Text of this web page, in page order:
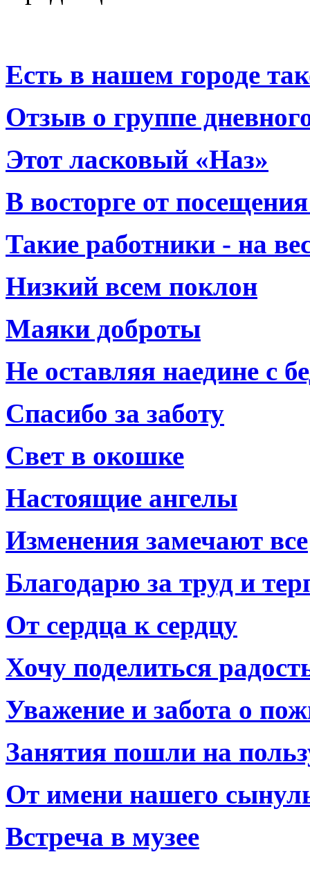
Есть в нашем городе
Отзыв о группе
Этот ласковый «Наз»
В восторге от
Такие работники - на
Низкий всем поклон
Маяки доброты
Не оставляя наедине с
Спасибо за заботу
Свет в окошке
Настоящие ангелы
Изменения замечают все
Благодарю за труд и
От сердца к сердцу
Хочу поделиться
Уважение и забота о
Занятия пошли на
От имени нашего
Встреча в музее